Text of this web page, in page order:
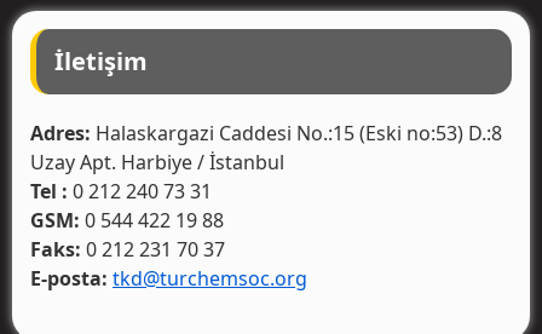
İletişim
Adres: Halaskargazi Caddesi No.:15 (Eski no:53) D.:8
Uzay Apt. Harbiye / İstanbul
Tel : 0 212 240 73 31
GSM: 0 544 422 19 88
Faks: 0 212 231 70 37
E-posta: tkd@turchemsoc.org